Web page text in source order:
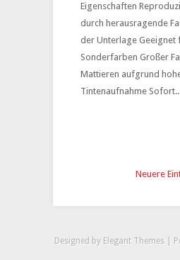
Eigenschaften
durch herausragende
der Unterlage Geeignet
Sonderfarben Großer
Mattieren aufgrund
Tintenaufnahme
Neuere
Designed by Elegant Themes|